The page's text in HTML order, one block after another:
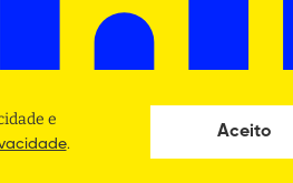
e
.
Aceito